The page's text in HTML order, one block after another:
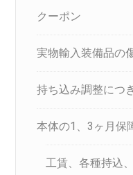
クーポン
実物輸入装備品の
持ち込み調整につ
本体の1、3ヶ月保
工賃、各種持込